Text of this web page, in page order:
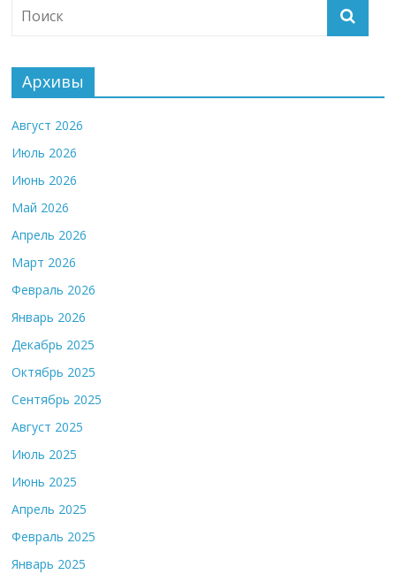
Архивы
Август 2026
Июль 2026
Июнь 2026
Май 2026
Апрель 2026
Март 2026
Февраль 2026
Январь 2026
Декабрь 2025
Октябрь 2025
Сентябрь 2025
Август 2025
Июль 2025
Июнь 2025
Апрель 2025
Февраль 2025
Январь 2025